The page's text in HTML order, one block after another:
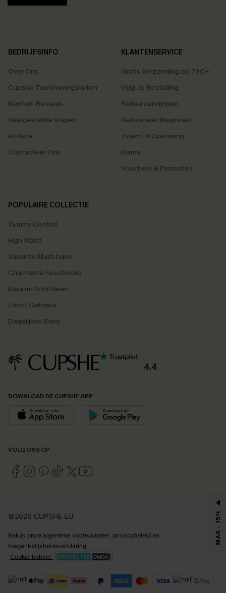
BEDRIJFSINFO
Over Ons
Cupshe Toeleveringsketen
Klanten-Reviews
Veelgestelde Vragen
Affiliate
Contacteer Ons
KLANTENSERVICE
Gratis Verzending op 79€+
Volg Je Bestelling
Retourzendingen
Retourneer Beginnen
Zwem Fit Oplossing
Klarna
Vouchers & Promoties
POPULAIRE COLLECTIE
Tummy Control
High Waist
Vakantie Must-have
Charmante Feestlooks
Kleuren Schitteren
Zacht Gebreid
Dagelijkse Basis
4.4
DOWNLOAD DE CUPSHE-APP
VOLG ONS OP
©2026 CUPSHE EU
Bekijk onze algemene voorwaarden, privacybeleid en
toegankelijkheidsverklaring.
Cookie-beheer
MAX - 15%